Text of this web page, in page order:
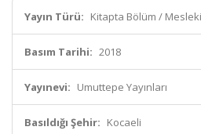
Yayın Türü: Kitapta Bölüm /
Basım Tarihi: 2018
Yayınevi: Umuttepe Yayınları
Basıldığı Şehir: Kocaeli